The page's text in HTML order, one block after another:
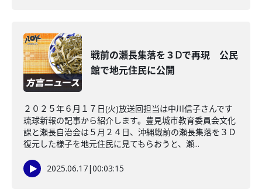
戦前の瀬長集落を３Dで再現 公民
館で地元住民に公開
２０２５年６月１７日(火)放送回担当は中川信子さんです
琉球新報の記事から紹介します。豊見城市教育委員会文化
課と瀬長自治会は５月２４日、沖縄戦前の瀬長集落を３Ｄ
復元した様子を地元住民に見てもらおうと、瀬...
2025.06.17|00:03:15